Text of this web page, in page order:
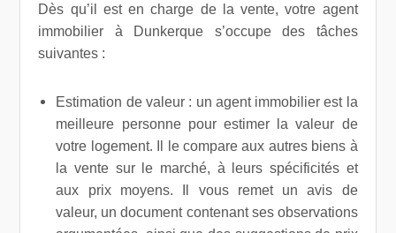
Dès qu’il est en charge de la vente, votre agent
immobilier à Dunkerque s’occupe des tâches
suivantes :
Estimation de valeur : un agent immobilier est la
meilleure personne pour estimer la valeur de
votre logement. Il le compare aux autres biens à
la vente sur le marché, à leurs spécificités et
aux prix moyens. Il vous remet un avis de
valeur, un document contenant ses observations